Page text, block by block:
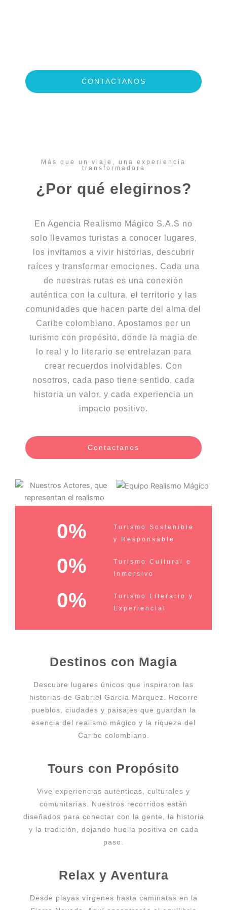
CONTACTANOS
Más que un viaje, una experiencia
transformadora
¿Por qué elegirnos?
En Agencia Realismo Mágico S.A.S no
solo llevamos turistas a conocer lugares,
los invitamos a vivir historias, descubrir
raíces y transformar emociones. Cada una
de nuestras rutas es una conexión
auténtica con la cultura, el territorio y las
comunidades que hacen parte del alma del
Caribe colombiano. Apostamos por un
turismo con propósito, donde la magia de
lo real y lo literario se entrelazan para
crear recuerdos inolvidables. Con
nosotros, cada paso tiene sentido, cada
historia un valor, y cada experiencia un
impacto positivo.
Contactanos
Turismo Sostenible
y Responsable
0%
Turismo Cultural e
Inmersivo
0%
Turismo Literario y
Experiencial
0%
Destinos con Magia
Descubre lugares únicos que inspiraron las
historias de Gabriel García Márquez. Recorre
pueblos, ciudades y paisajes que guardan la
esencia del realismo mágico y la riqueza del
Caribe colombiano.
Tours con Propósito
Vive experiencias auténticas, culturales y
comunitarias. Nuestros recorridos están
diseñados para conectar con la gente, la historia
y la tradición, dejando huella positiva en cada
paso.
Relax y Aventura
Desde playas vírgenes hasta caminatas en la